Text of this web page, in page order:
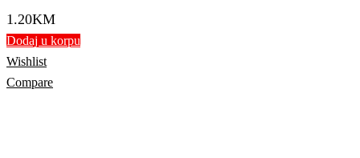
1.20KM
Dodaj u korpu
Wishlist
Compare